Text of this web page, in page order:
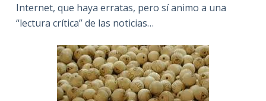
Internet, que haya erratas, pero sí animo a una
“lectura crítica” de las noticias…